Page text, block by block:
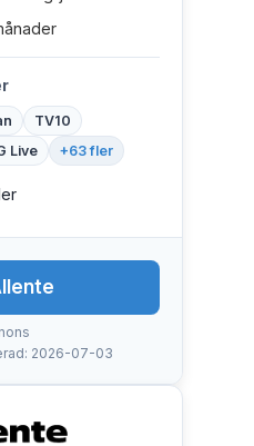
TV10
Live +63 fler
2026-07-03